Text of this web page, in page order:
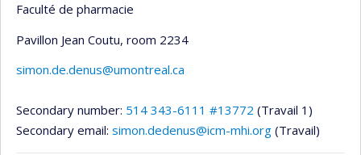
Faculté de pharmacie
Pavillon Jean Coutu, room 2234
simon.de.denus@umontreal.ca
Secondary number: 514 343-6111 #13772 (Travail 1)
Secondary email: simon.dedenus@icm-mhi.org (Travail)